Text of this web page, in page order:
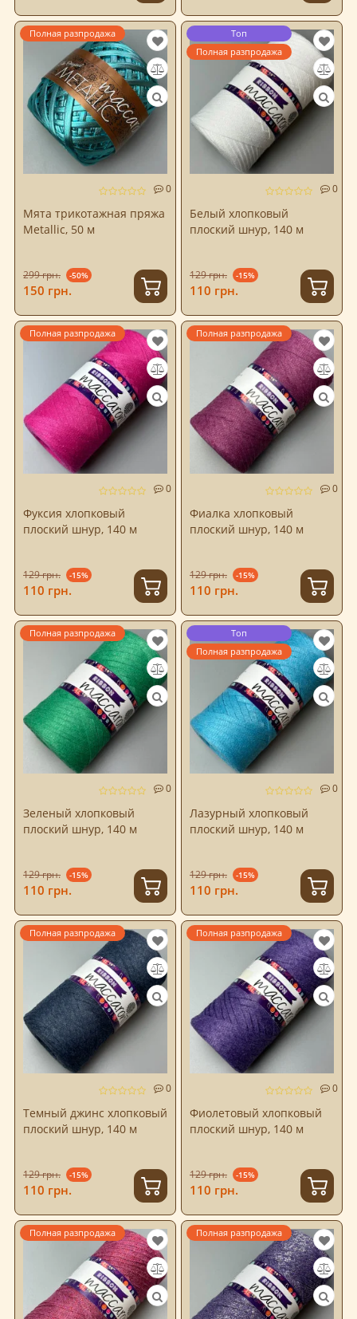
0
Мята трикотажная пряжа
Metallic, 50 м
Полная разпродажа
299 грн. -50%
150 грн.
0
Белый хлопковый
плоский шнур, 140 м
Топ
Полная разпродажа
129 грн. -15%
110 грн.
0
Фуксия хлопковый
плоский шнур, 140 м
Полная разпродажа
129 грн. -15%
110 грн.
0
Фиалка хлопковый
плоский шнур, 140 м
Полная разпродажа
129 грн. -15%
110 грн.
0
Зеленый хлопковый
плоский шнур, 140 м
Полная разпродажа
129 грн. -15%
110 грн.
0
Лазурный хлопковый
плоский шнур, 140 м
Топ
Полная разпродажа
129 грн. -15%
110 грн.
0
Темный джинс хлопковый
плоский шнур, 140 м
Полная разпродажа
129 грн. -15%
110 грн.
0
Фиолетовый хлопковый
плоский шнур, 140 м
Полная разпродажа
129 грн. -15%
110 грн.
Полная разпродажа Полная разпродажа